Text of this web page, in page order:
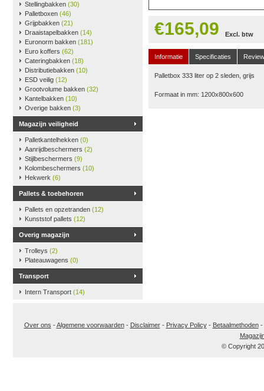
Stellingbakken (30)
Palletboxen (46)
Grijpbakken (21)
Draaistapelbakken (14)
Euronorm bakken (181)
Euro koffers (62)
Cateringbakken (18)
Distributiebakken (10)
ESD veilig (12)
Grootvolume bakken (32)
Kantelbakken (10)
Overige bakken (3)
Magazijn veiligheid
Palletkantelhekken (0)
Aanrijdbeschermers (2)
Stijlbeschermers (9)
Kolombeschermers (10)
Hekwerk (6)
Pallets & toebehoren
Pallets en opzetranden (12)
Kunststof pallets (12)
Overig magazijn
Trolleys (2)
Plateauwagens (0)
Transport
Intern Transport (14)
€165,09 Excl. btw
Informatie Specificaties
Palletbox 333 liter op 2 sleden, grijs
Formaat in mm: 1200x800x600
Over ons -Algemene voorwaarden- Disclaimer- Privacy Policy- Betaalmethoden-
© Copyright